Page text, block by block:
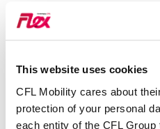
This website uses cookies
CFL Mobility cares about
protection of your personal
each entity of the CFL